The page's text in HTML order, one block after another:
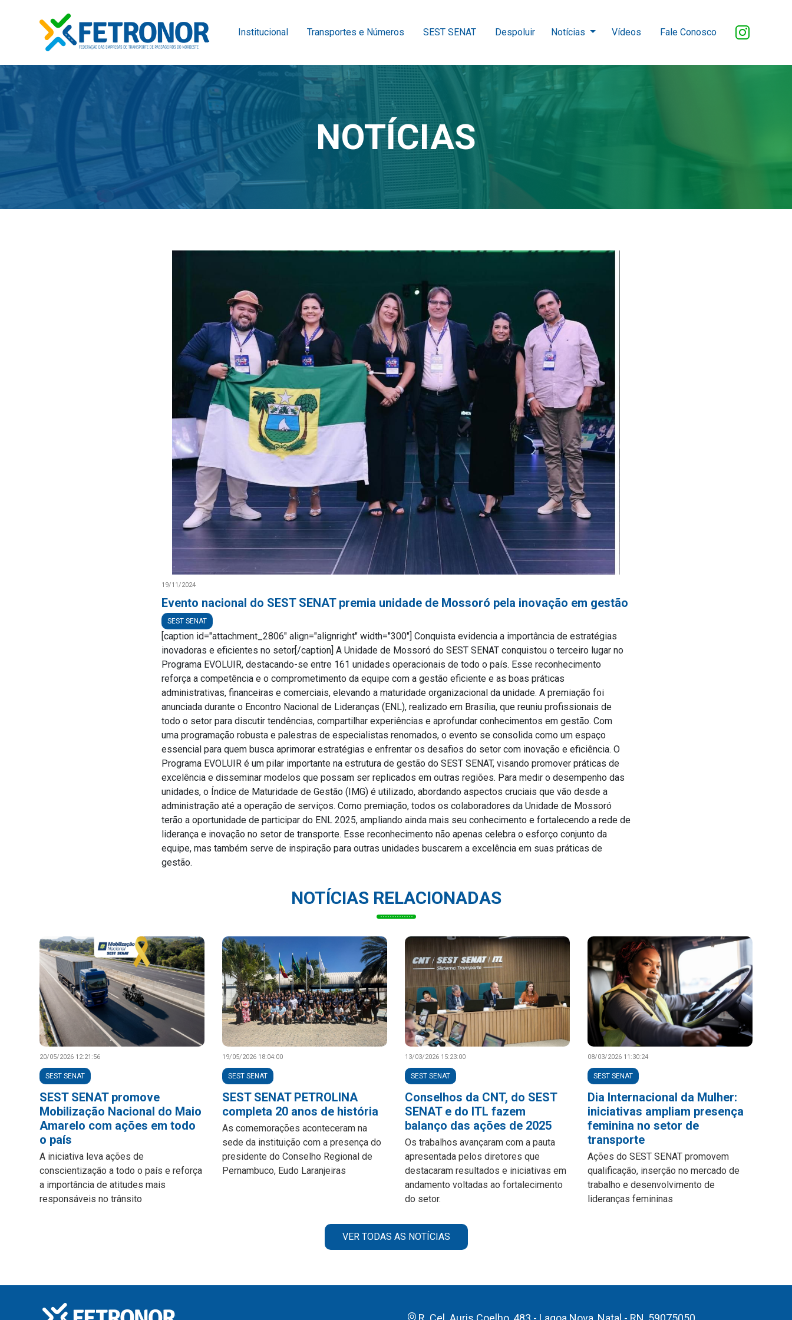
Institucional Transportes e Números SEST SENAT Despoluir Notícias Vídeos Fale Conosco
NOTÍCIAS
19/11/2024
Evento nacional do SEST SENAT premia unidade de Mossoró pela inovação em gestão
SEST SENAT
[caption id="attachment_2806" align="alignright" width="300"] Conquista evidencia a importância de estratégias
inovadoras e eficientes no setor[/caption] A Unidade de Mossoró do SEST SENAT conquistou o terceiro lugar no
Programa EVOLUIR, destacando-se entre 161 unidades operacionais de todo o país. Esse reconhecimento
reforça a competência e o comprometimento da equipe com a gestão eficiente e as boas práticas
administrativas, financeiras e comerciais, elevando a maturidade organizacional da unidade. A premiação foi
anunciada durante o Encontro Nacional de Lideranças (ENL), realizado em Brasília, que reuniu profissionais de
todo o setor para discutir tendências, compartilhar experiências e aprofundar conhecimentos em gestão. Com
uma programação robusta e palestras de especialistas renomados, o evento se consolida como um espaço
essencial para quem busca aprimorar estratégias e enfrentar os desafios do setor com inovação e eficiência. O
Programa EVOLUIR é um pilar importante na estrutura de gestão do SEST SENAT, visando promover práticas de
excelência e disseminar modelos que possam ser replicados em outras regiões. Para medir o desempenho das
unidades, o Índice de Maturidade de Gestão (IMG) é utilizado, abordando aspectos cruciais que vão desde a
administração até a operação de serviços. Como premiação, todos os colaboradores da Unidade de Mossoró
terão a oportunidade de participar do ENL 2025, ampliando ainda mais seu conhecimento e fortalecendo a rede de
liderança e inovação no setor de transporte. Esse reconhecimento não apenas celebra o esforço conjunto da
equipe, mas também serve de inspiração para outras unidades buscarem a excelência em suas práticas de
gestão.
NOTÍCIAS RELACIONADAS
20/05/2026 12:21:56
SEST SENAT
SEST SENAT promove
Mobilização Nacional do Maio
Amarelo com ações em todo
o país
A iniciativa leva ações de
conscientização a todo o país e reforça
a importância de atitudes mais
responsáveis no trânsito
19/05/2026 18:04:00
SEST SENAT
SEST SENAT PETROLINA
completa 20 anos de história
As comemorações aconteceram na
sede da instituição com a presença do
presidente do Conselho Regional de
Pernambuco, Eudo Laranjeiras
13/03/2026 15:23:00
SEST SENAT
Conselhos da CNT, do SEST
SENAT e do ITL fazem
balanço das ações de 2025
Os trabalhos avançaram com a pauta
apresentada pelos diretores que
destacaram resultados e iniciativas em
andamento voltadas ao fortalecimento
do setor.
08/03/2026 11:30:24
SEST SENAT
Dia Internacional da Mulher:
iniciativas ampliam presença
feminina no setor de
transporte
Ações do SEST SENAT promovem
qualificação, inserção no mercado de
trabalho e desenvolvimento de
lideranças femininas
VER TODAS AS NOTÍCIAS